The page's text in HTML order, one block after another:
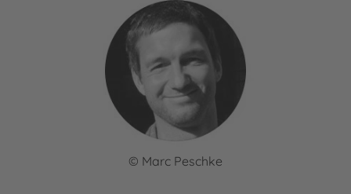
© Marc Peschke